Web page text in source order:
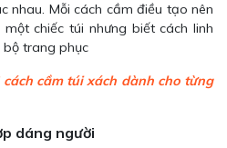
nhau. Mỗi cách cầm điều tạo nên
chiếc túi nhưng biết cách linh
trang phục
cách cầm túi xách dành cho từng
dáng người